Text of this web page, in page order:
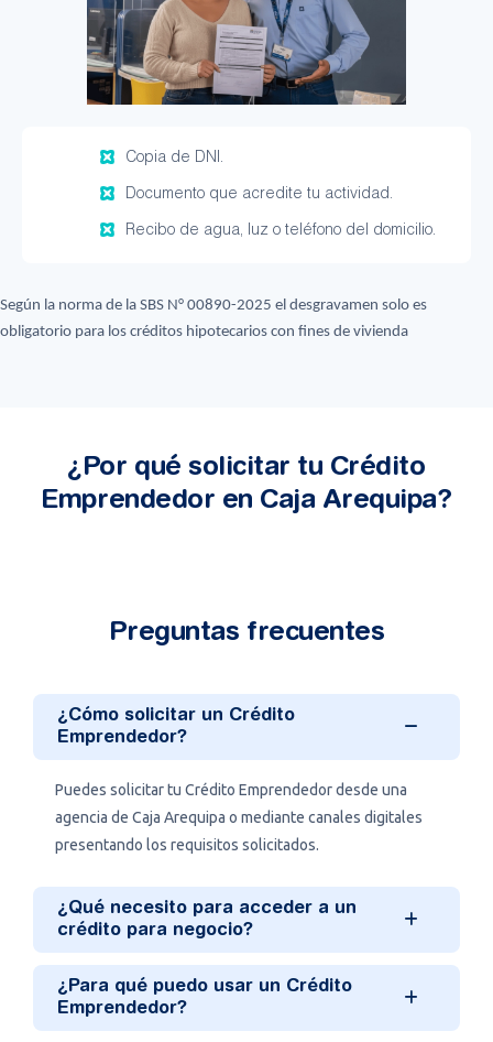
Copia de DNI.
Documento que acredite tu actividad.
Recibo de agua, luz o teléfono del domicilio.
Según la norma de la SBS N° 00890-2025 el desgravamen solo es
obligatorio para los créditos hipotecarios con fines de vivienda
¿Por qué solicitar tu Crédito
Emprendedor en Caja Arequipa?
Preguntas frecuentes
¿Cómo solicitar un Crédito
Emprendedor?
Puedes solicitar tu Crédito Emprendedor desde una
agencia de Caja Arequipa o mediante canales digitales
presentando los requisitos solicitados.
¿Qué necesito para acceder a un
crédito para negocio?
¿Para qué puedo usar un Crédito
Emprendedor?